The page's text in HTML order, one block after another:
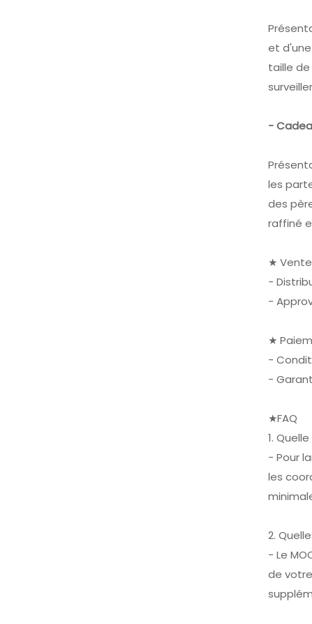
et
taille
-
les
des
raffiné
★
-
-
★
-
-
★FAQ
1.
- Pour
les
2.
- Le
de